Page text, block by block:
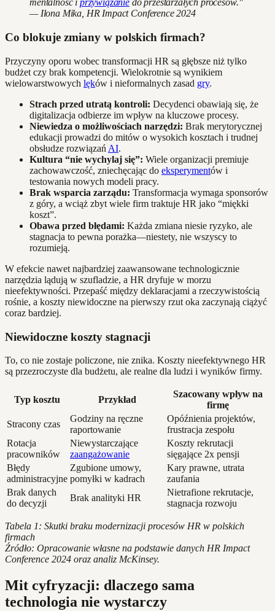
mentalność i przywiązanie do przestarzałych procesów."
— Ilona Mika, HR Impact Conference 2024
Co blokuje zmiany w polskich firmach?
Przyczyny oporu wobec transformacji HR są głębsze niż tylko
budżet czy brak kompetencji. Wielokrotnie są wynikiem
wielowarstwowych lęków i nieformalnych zasad gry.
Strach przed utratą kontroli: Decydenci obawiają się, że
digitalizacja odbierze im wpływ na kluczowe procesy.
Niewiedza o możliwościach narzędzi: Brak merytorycznej
edukacji prowadzi do mitów o wysokich kosztach i trudnej
obsłudze rozwiązań AI.
Kultura “nie wychylaj się”: Wiele organizacji premiuje
zachowawczość, zniechęcając do eksperymentów i
testowania nowych modeli pracy.
Brak wsparcia zarządu: Transformacja wymaga sponsorów
z góry, a wciąż zbyt wiele firm traktuje HR jako “miękki
koszt”.
Obawa przed błędami: Każda zmiana niesie ryzyko, ale
stagnacja to pewna porażka—niestety, nie wszyscy to
rozumieją.
W efekcie nawet najbardziej zaawansowane technologicznie
narzędzia lądują w szufladzie, a HR dryfuje w morzu
nieefektywności. Przepaść między deklaracjami a rzeczywistością
rośnie, a koszty niewidoczne na pierwszy rzut oka zaczynają ciążyć
coraz bardziej.
Niewidoczne koszty stagnacji
To, co nie zostaje policzone, nie znika. Koszty nieefektywnego HR
są przezroczyste dla budżetu, ale realne dla ludzi i wyników firmy.
Typ kosztu Przykład
Szacowany wpływ na
firmę
Stracony czas
Godziny na ręczne
raportowanie
Opóźnienia projektów,
frustracja zespołu
Rotacja
pracowników
Niewystarczające
zaangażowanie
Koszty rekrutacji
sięgające 2x pensji
Błędy
administracyjne
Zgubione umowy,
pomyłki w kadrach
Kary prawne, utrata
zaufania
Brak danych
do decyzji
Brak analityki HR
Nietrafione rekrutacje,
stagnacja rozwoju
Tabela 1: Skutki braku modernizacji procesów HR w polskich
firmach
Źródło: Opracowanie własne na podstawie danych HR Impact
Conference 2024 oraz analiz McKinsey.
Mit cyfryzacji: dlaczego sama
technologia nie wystarczy